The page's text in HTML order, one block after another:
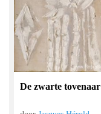
De zwarte tovenaar